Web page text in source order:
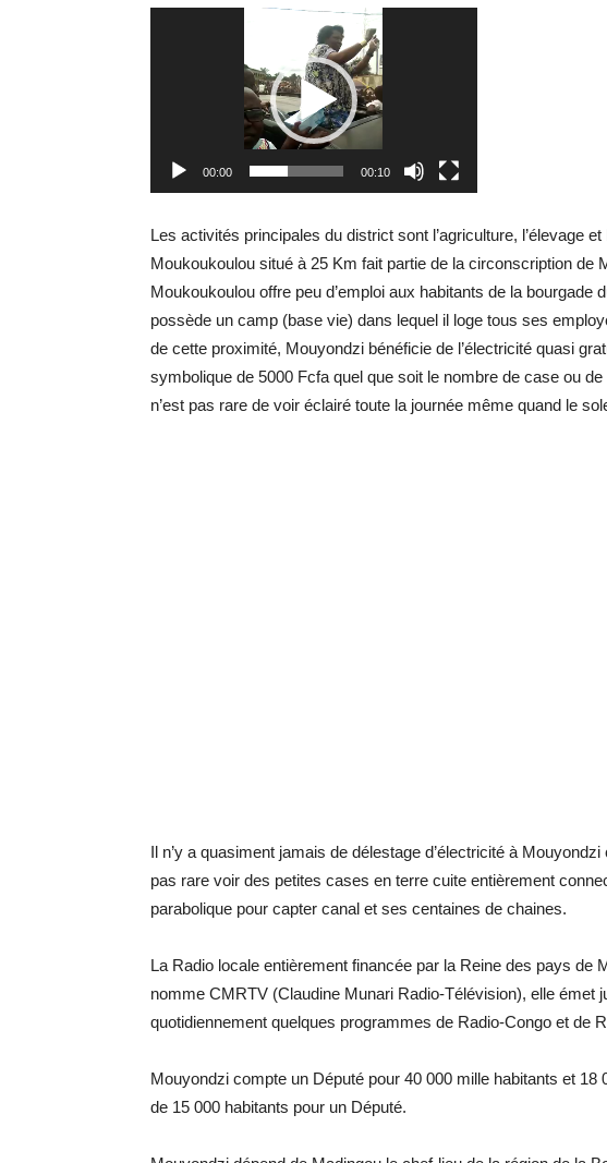
00:00 00:10
Les activités principales du district sont l’agriculture, l’élevage
Moukoukoulou situé à 25 Km fait partie de la circonscription de
Moukoukoulou offre peu d’emploi aux habitants de la bourgade
possède un camp (base vie) dans lequel il loge tous ses
de cette proximité, Mouyondzi bénéficie de l’électricité quasi
symbolique de 5000 Fcfa quel que soit le nombre de case ou
n’est pas rare de voir éclairé toute la journée même quand le
Il n’y a quasiment jamais de délestage d’électricité à
pas rare voir des petites cases en terre cuite entièrement
parabolique pour capter canal et ses centaines de chaines.
La Radio locale entièrement financée par la Reine des pays de
nomme CMRTV (Claudine Munari Radio-Télévision), elle émet
quotidiennement quelques programmes de Radio-Congo et de
Mouyondzi compte un Député pour 40 000 mille habitants et
de 15 000 habitants pour un Député.